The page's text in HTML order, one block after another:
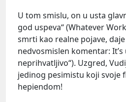
U tom smislu, on u usta
god uspeva“ (Whatever
smrti kao realne pojave,
nedvosmislen komentar: It’s
neprihvatljivo“). Uzgred,
jedinog pesimistu koji svoje
hepiendom!